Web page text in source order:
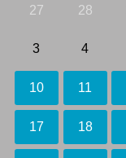
27 28
3 4
10 11
17 18